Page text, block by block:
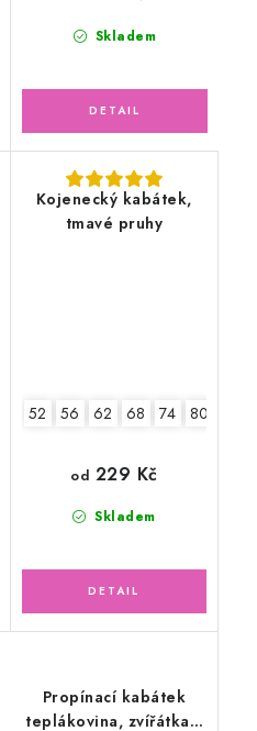
Skladem
86
Kojenecký kabátek,
tmavé pruhy
52 56 62 68 74 80
Skladem
od 229 Kč
Propínací kabátek
teplákovina, zvířátka s